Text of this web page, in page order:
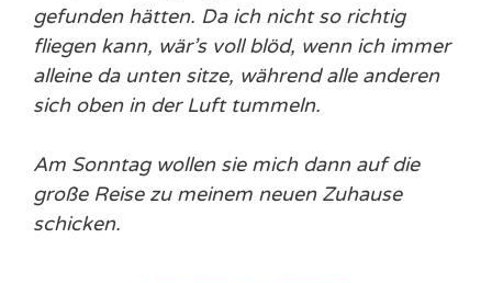
gefunden hätten. Da ich nicht so richtig
fliegen kann, wär’s voll blöd, wenn ich immer
alleine da unten sitze, während alle anderen
sich oben in der Luft tummeln.
Am Sonntag wollen sie mich dann auf die
große Reise zu meinem neuen Zuhause
schicken.